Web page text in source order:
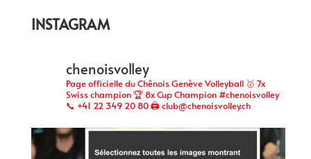
INSTAGRAM
chenoisvolley
Page officielle du Chênois Genève Volleyball 🥇 7x
Swiss champion 🏆 8x Cup Champion #chenoisvolley
📞 +41 22 349 20 80 🖨 club@chenoisvolley.ch